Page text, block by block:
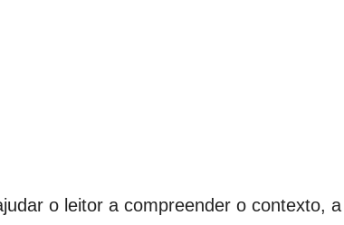
o leitor a compreender o contexto, a